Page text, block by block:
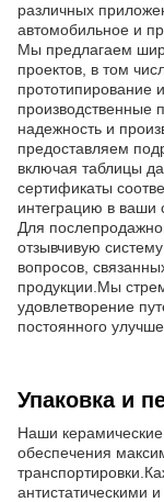
различных
автомобильное и
Мы предлагаем
проектов, в том
прототипирование
производственные
надежность и
предоставляем
включая таблицы
сертификаты
интеграцию в ваши
Для
отзывчивую
вопросов,
продукции.Мы
удовлетворение
постоянного
Упаковка и
Наши
обеспечения
антистатическими